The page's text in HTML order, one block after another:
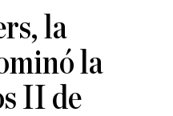
la
la
II de